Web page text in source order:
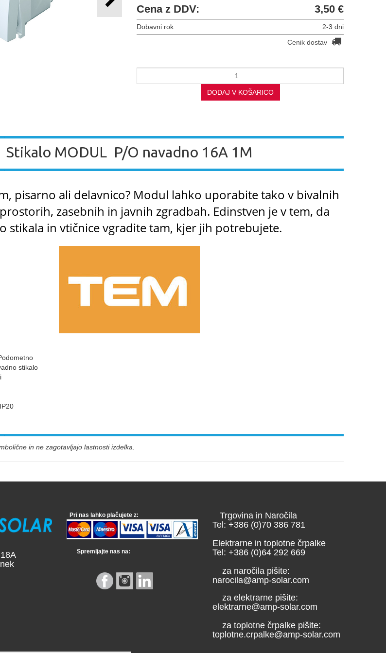
Cena z DDV: 3,50 €
Dobavni rok
2-3 dni
Cenik dostav
DODAJ V KOŠARICO
Stikalo MODUL P/O navadno 16A 1M
pisarno ali delavnico? Modul lahko uporabite tako v bivalnih
zasebnih in javnih zgradbah. Edinstven je v tem, da
stikala in vtičnice vgradite tam, kjer jih potrebujete.
stikalo
IP20
in ne zagotavljajo lastnosti izdelka.
Pri nas lahko plačujete z:
Spremljajte nas na:
Trgovina in Naročila
Tel: +386 (0)70 386 781
Elektrarne in toplotne črpalke
Tel: +386 (0)64 292 669
za naročila pišite:
narocila@amp-solar.com
za elektrarne pišite:
elektrarne@amp-solar.com
za toplotne črpalke pišite:
toplotne.crpalke@amp-solar.com